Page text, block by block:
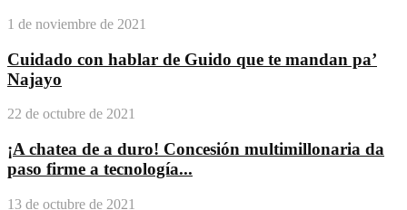
1 de noviembre de 2021
Cuidado con hablar de Guido que te mandan pa’
Najayo
22 de octubre de 2021
¡A chatea de a duro! Concesión multimillonaria da
paso firme a tecnología...
13 de octubre de 2021